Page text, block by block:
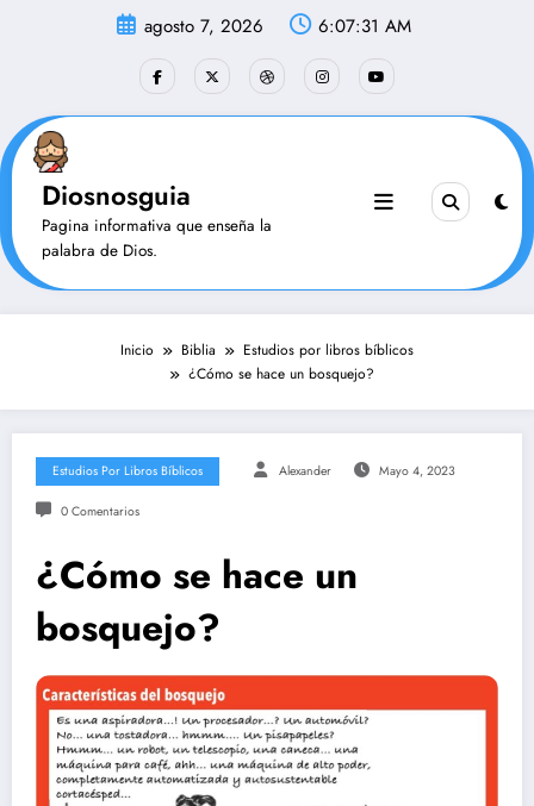
agosto 7, 2026 6:07:32 AM
Diosnosguia
Pagina informativa que enseña la
palabra de Dios.
Inicio Biblia
Estudios por libros bíblicos
¿Cómo se hace un bosquejo?
Estudios Por Libros Bíblicos Alexander Mayo 4, 2023
0 Comentarios
¿Cómo se hace un
bosquejo?